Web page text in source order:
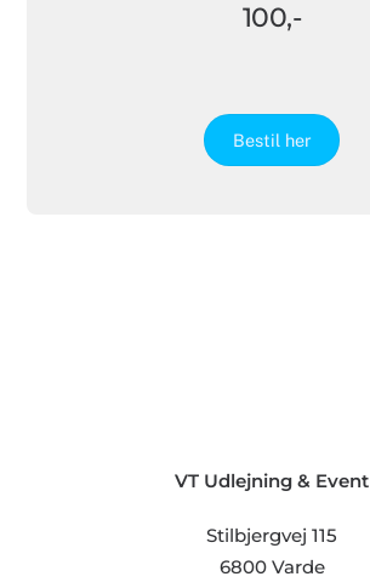
100,-
Bestil her
VT Udlejning & Event
Stilbjergvej 115
6800 Varde